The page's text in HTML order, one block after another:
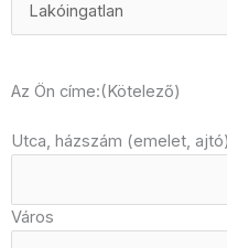
Az Ön címe:(Kötelező)
Utca, házszám (emelet, ajtó)
Város